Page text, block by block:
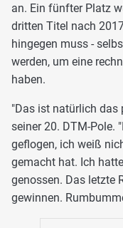
an. Ein fünfter Platz
dritten Titel nach
hingegen muss -
werden, um eine
haben.
"Das ist natürlich das
seiner 20. DTM-Pole.
geflogen, ich weiß
gemacht hat. Ich
genossen. Das letzte
gewinnen.